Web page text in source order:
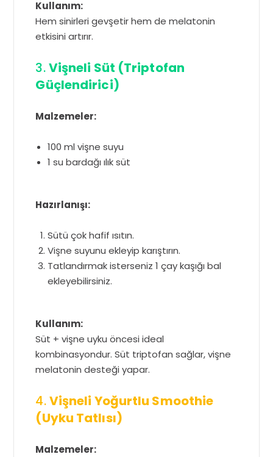
Kullanım:
Hem sinirleri gevşetir hem de melatonin
etkisini artırır.
3.Vişneli Süt (Triptofan
Güçlendirici)
Malzemeler:
100 ml vişne suyu
1 su bardağı ılık süt
Hazırlanışı:
Sütü çok hafif ısıtın.
Vişne suyunu ekleyip karıştırın.
Tatlandırmak isterseniz 1 çay kaşığı bal
ekleyebilirsiniz.
Kullanım:
Süt + vişne uyku öncesi ideal
kombinasyondur. Süt triptofan sağlar, vişne
melatonin desteği yapar.
4.Vişneli Yoğurtlu Smoothie
(Uyku Tatlısı)
Malzemeler: